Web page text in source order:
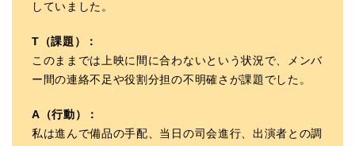
していました。
T（課題）：
このままでは上映に間に合わないという状況で、メンバ
ー間の連絡不足や役割分担の不明確さが課題でした。
A（行動）：
私は進んで備品の手配、当日の司会進行、出演者との調